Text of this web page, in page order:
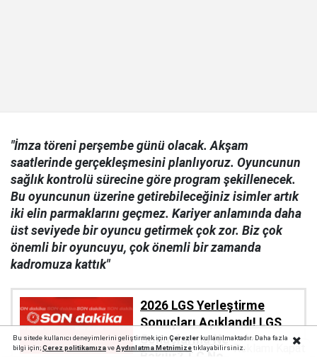
"İmza töreni perşembe günü olacak. Akşam
saatlerinde gerçekleşmesini planlıyoruz. Oyuncunun
sağlık kontrolü sürecine göre program şekillenecek.
Bu oyuncunun üzerine getirebileceğiniz isimler artık
iki elin parmaklarını geçmez. Kariyer anlamında daha
üst seviyede bir oyuncu getirmek çok zor. Biz çok
önemli bir oyuncuyu, çok önemli bir zamanda
kadromuza kattık"
2026 LGS Yerleştirme
Sonuçları Açıklandı! LGS
Sonuçlarına Nereden
Bakılır? T.C No, e-Okul,
Bu sitede kullanıcı deneyimlerini geliştirmek için Çerezlerkullanılmaktadır. Daha fazla
bilgi için;Çerez politikamızaveAydınlatma Metnimizetıklayabilirsiniz.Reklamı Kapat